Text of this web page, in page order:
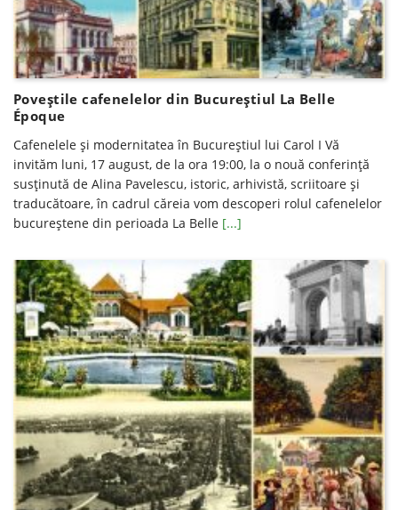
Poveștile cafenelelor din Bucureștiul La Belle
Époque
Cafenelele și modernitatea în Bucureștiul lui Carol I Vă
invităm luni, 17 august, de la ora 19:00, la o nouă conferinţă
susţinută de Alina Pavelescu, istoric, arhivistă, scriitoare şi
traducătoare, în cadrul căreia vom descoperi rolul cafenelelor
bucureștene din perioada La Belle [...]